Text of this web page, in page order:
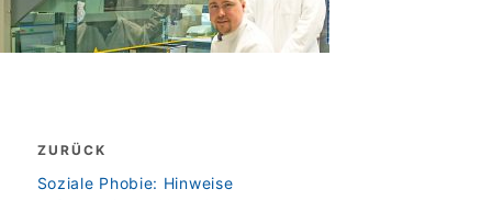
Beitragsnavigation
ZURÜCK
zurück
Soziale Phobie: Hinweise